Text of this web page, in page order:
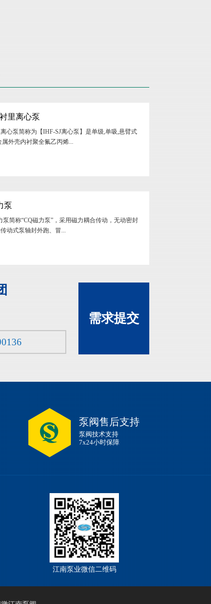
里离心泵
心泵简称为【IHF-SJ离心泵】是单级,单吸,悬臂式
外壳内衬聚全氟乙丙烯...
泵
泵简称“CQ磁力泵”，采用磁力耦合传动，无动密封
动式泵轴封外跑、冒...
需求提交
泵阀售后支持
泵阀技术支持
7x24小时保障
江南泵业微信二维码